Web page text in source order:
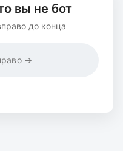
вы не бот
до конца
→